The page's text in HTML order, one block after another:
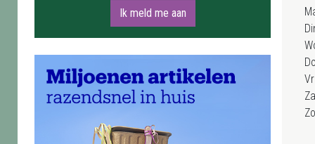
Ik meld me aan